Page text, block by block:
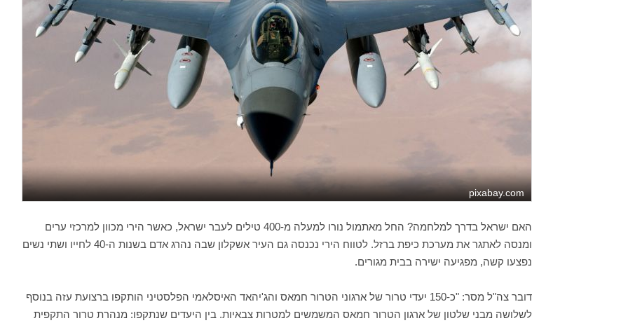
pixabay.com
האם ישראל בדרך למלחמה? החל מאתמול נורו למעלה מ-400 טילים לעבר ישראל, כאשר הירי מכוון למרכזי ערים
ומנסה לאתגר את מערכת כיפת ברזל. לטווח הירי נכנסה גם העיר אשקלון שבה נהרג אדם בשנות ה-40 לחייו ושתי נשים
נפצעו קשה, מפגיעה ישירה בבית מגורים.
דובר צה"ל מסר: "כ-150 יעדי טרור של ארגוני הטרור חמאס והג'יהאד האיסלאמי הפלסטיני הותקפו ברצועת עזה בנוסף
לשלושה מבני שלטון של ארגון הטרור חמאס המשמשים למטרות צבאיות. בין היעדים שנתקפו: מנהרת טרור התקפית